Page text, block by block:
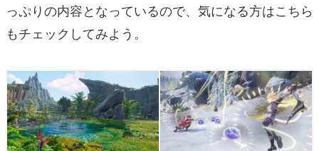
っぷりの内容となっているので、気になる方はこちら
もチェックしてみよう。